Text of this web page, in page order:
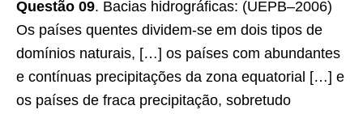
Questão 09. Bacias hidrográficas: (UEPB–2006)
Os países quentes dividem-se em dois tipos de
domínios naturais, […] os países com abundantes
e contínuas precipitações da zona equatorial […] e
os países de fraca precipitação, sobretudo